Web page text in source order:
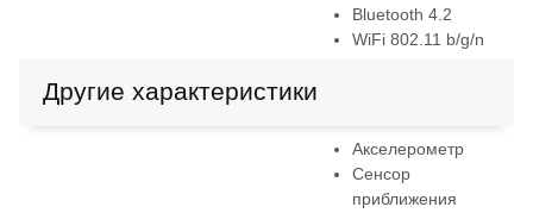
Bluetooth 4.2
WiFi 802.11 b/g/n
Другие характеристики
Акселерометр
Сенсор
приближения